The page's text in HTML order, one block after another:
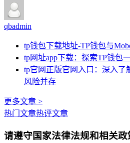
qbadmin
tp钱包下载地址-TP钱包与
tp网址app下载：探索TP钱包
tp官网正版官网入口：深入了
风险并存
更多文章 >
热门文章热评文章
请遵守国家法律法规和相关